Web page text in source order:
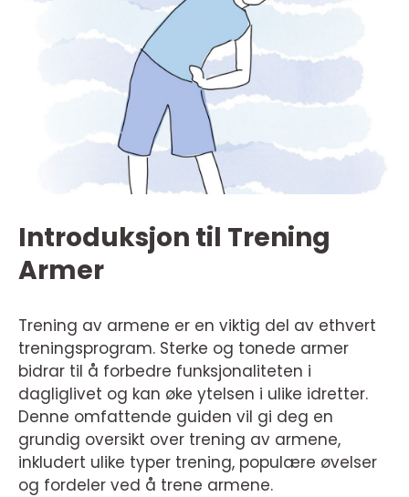
Introduksjon til Trening
Armer
Trening av armene er en viktig del av ethvert
treningsprogram. Sterke og tonede armer
bidrar til å forbedre funksjonaliteten i
dagliglivet og kan øke ytelsen i ulike idretter.
Denne omfattende guiden vil gi deg en
grundig oversikt over trening av armene,
inkludert ulike typer trening, populære øvelser
og fordeler ved å trene armene.